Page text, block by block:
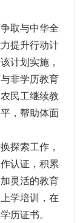
取与中华全
提升行动计
计划实施，
非学历教育
民工继续教
，帮助体面
探索工作，
认证，积累
灵活的教育
学培训，在
历证书。